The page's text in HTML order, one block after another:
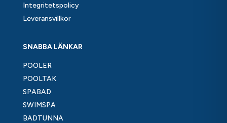
Integritetspolicy
Leveransvillkor
SNABBA LÄNKAR
POOLER
POOLTAK
SPABAD
SWIMSPA
BADTUNNA